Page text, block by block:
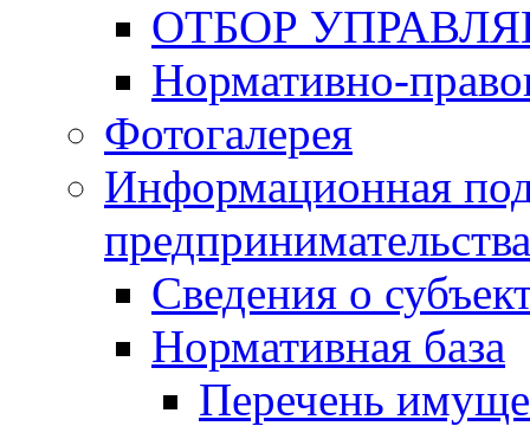
ОТБОР
Нормативно-
Фотогалерея
Информационная
предпринимательства
Сведения о
Нормативная база
Перечень